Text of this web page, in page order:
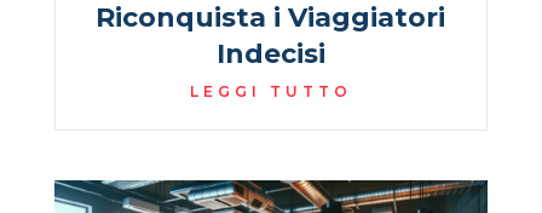
Riconquista i Viaggiatori
Indecisi
LEGGI TUTTO